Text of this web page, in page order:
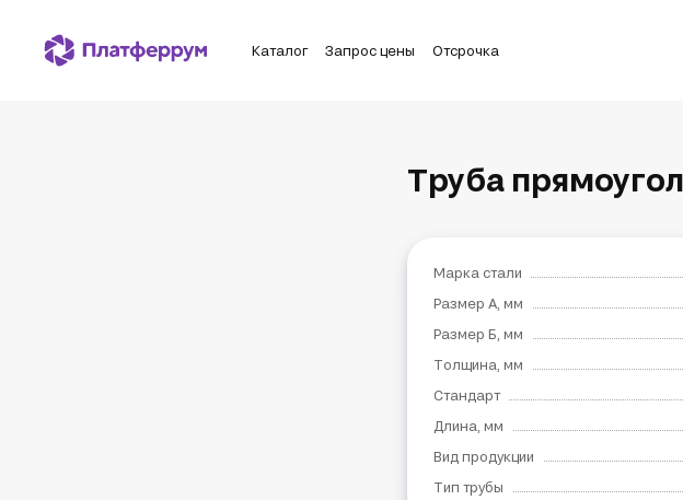
Каталог Запрос цены Отсрочка
Труба
Марка стали
Размер А, мм
Размер Б, мм
Толщина, мм
Стандарт
Длина, мм
Вид продукции
Тип трубы